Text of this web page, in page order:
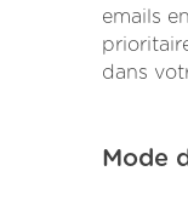
emails
dans
Mode